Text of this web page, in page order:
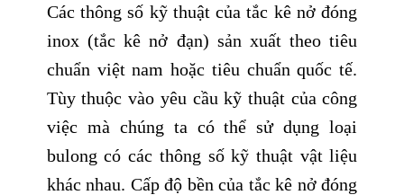
Các thông số kỹ thuật của tắc kê nở đóng
inox (tắc kê nở đạn) sản xuất theo tiêu
chuẩn việt nam hoặc tiêu chuẩn quốc tế.
Tùy thuộc vào yêu cầu kỹ thuật của công
việc mà chúng ta có thể sử dụng loại
bulong có các thông số kỹ thuật vật liệu
khác nhau. Cấp độ bền của tắc kê nở đóng